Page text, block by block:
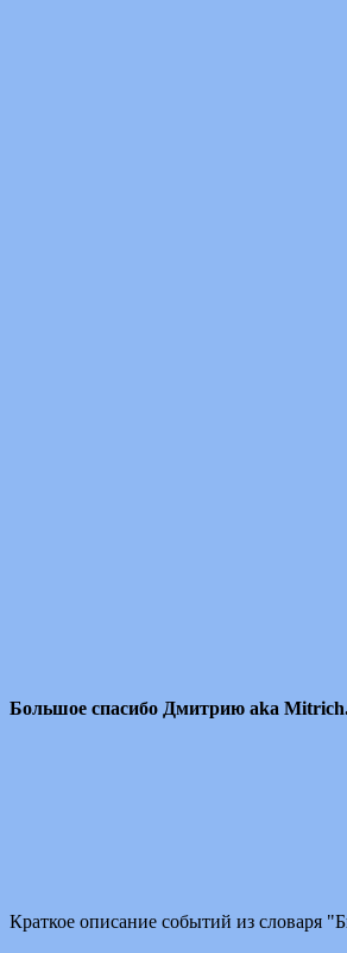
Большое спасибо Дмитрию aka
Краткое описание событий из словаря